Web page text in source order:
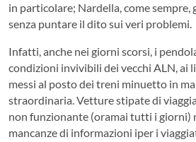
in particolare; Nardella, come sempre,
senza puntare il dito sui veri problemi.
Infatti, anche nei giorni scorsi, i
condizioni invivibili dei vecchi ALN, ai
messi al posto dei treni minuetto in
straordinaria. Vetture stipate di
non funzionante (oramai tutti i giorni)
mancanze di informazioni iper i